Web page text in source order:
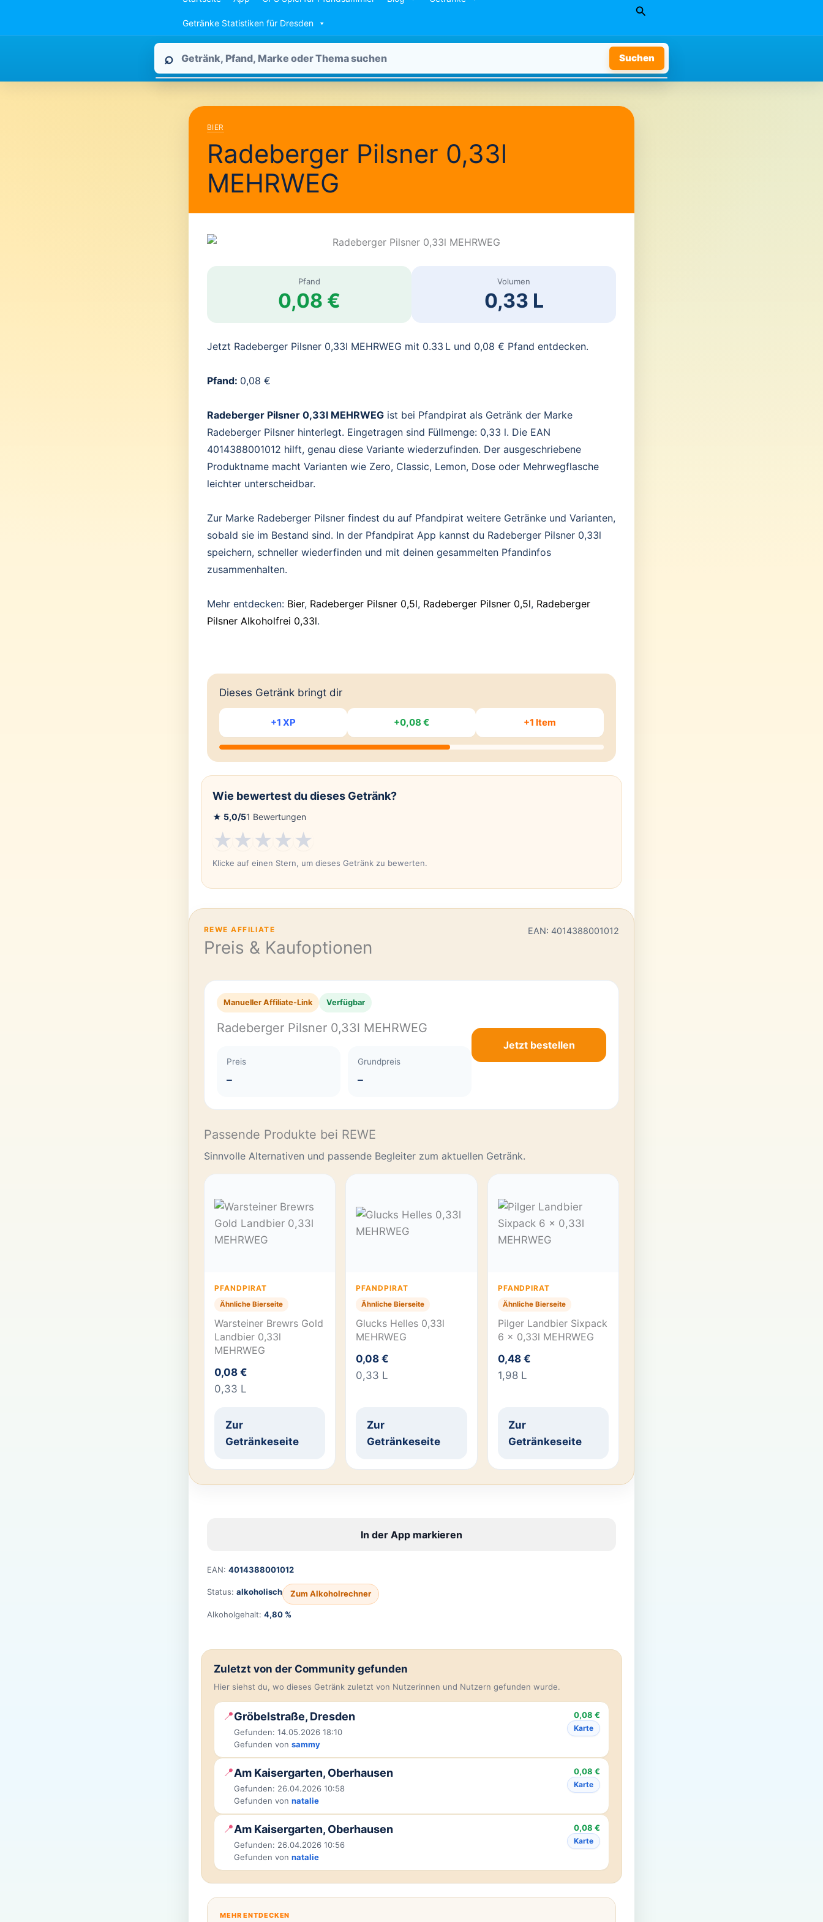
Getränke Statistiken für Dresden
Suchen
Pfandpirat
durchsuchen
⌕ Suchen
BIER
Radeberger Pilsner 0,33l
MEHRWEG
Pfand
0,08 €
Volumen
0,33 L
Jetzt Radeberger Pilsner 0,33l MEHRWEG mit 0.33 L und 0,08 € Pfand entdecken.
Pfand: 0,08 €
Radeberger Pilsner 0,33l MEHRWEG ist bei Pfandpirat als Getränk der Marke
Radeberger Pilsner hinterlegt. Eingetragen sind Füllmenge: 0,33 l. Die EAN
4014388001012 hilft, genau diese Variante wiederzufinden. Der ausgeschriebene
Produktname macht Varianten wie Zero, Classic, Lemon, Dose oder Mehrwegflasche
leichter unterscheidbar.
Zur Marke Radeberger Pilsner findest du auf Pfandpirat weitere Getränke und Varianten,
sobald sie im Bestand sind. In der Pfandpirat App kannst du Radeberger Pilsner 0,33l
speichern, schneller wiederfinden und mit deinen gesammelten Pfandinfos
zusammenhalten.
Mehr entdecken: Bier, Radeberger Pilsner 0,5l, Radeberger Pilsner 0,5l, Radeberger
Pilsner Alkoholfrei 0,33l.
Dieses Getränk bringt dir
+1 XP +0,08 € +1 Item
Wie bewertest du dieses Getränk?
★ 5,0/51 Bewertungen
★★★★★
Klicke auf einen Stern, um dieses Getränk zu bewerten.
REWE AFFILIATE
Preis & Kaufoptionen
EAN: 4014388001012
Manueller Affiliate-Link Verfügbar
Radeberger Pilsner 0,33l MEHRWEG
Preis
–
Grundpreis
–
Jetzt bestellen
Passende Produkte bei REWE
Sinnvolle Alternativen und passende Begleiter zum aktuellen Getränk.
PFANDPIRAT
Ähnliche Bierseite
Warsteiner Brewrs Gold
Landbier 0,33l
MEHRWEG
0,08 €
0,33 L
Zur
Getränkeseite
PFANDPIRAT
Ähnliche Bierseite
Glucks Helles 0,33l
MEHRWEG
0,08 €
0,33 L
Zur
Getränkeseite
PFANDPIRAT
Ähnliche Bierseite
Pilger Landbier Sixpack
6 x 0,33l MEHRWEG
0,48 €
1,98 L
Zur
Getränkeseite
In der App markieren
EAN: 4014388001012
Status: alkoholisch Zum Alkoholrechner
Alkoholgehalt: 4,80 %
Zuletzt von der Community gefunden
Hier siehst du, wo dieses Getränk zuletzt von Nutzerinnen und Nutzern gefunden wurde.
📍Gröbelstraße, Dresden
Gefunden: 14.05.2026 18:10
Gefunden von sammy
0,08 €
Karte
📍Am Kaisergarten, Oberhausen
Gefunden: 26.04.2026 10:58
Gefunden von natalie
0,08 €
Karte
📍Am Kaisergarten, Oberhausen
Gefunden: 26.04.2026 10:56
Gefunden von natalie
0,08 €
Karte
MEHR ENTDECKEN